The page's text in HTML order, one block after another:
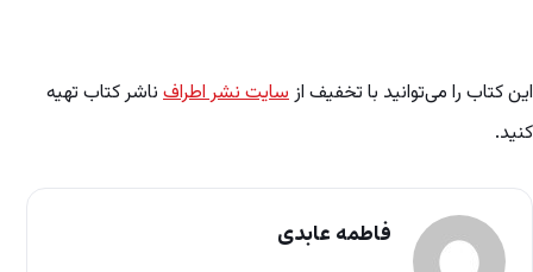
این کتاب را می‌توانید با تخفیف از سایت نشر اطراف ناشر کتاب تهیه
کنید.
فاطمه عابدی